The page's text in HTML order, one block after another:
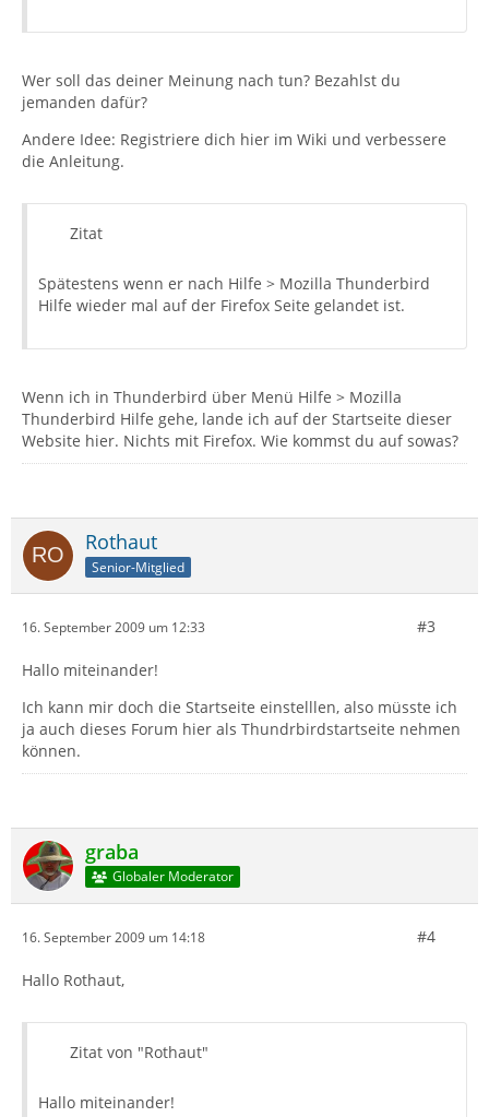
Wer soll das deiner Meinung nach tun? Bezahlst du
jemanden dafür?
Andere Idee: Registriere dich hier im Wiki und verbessere
die Anleitung.
Zitat
Spätestens wenn er nach Hilfe > Mozilla Thunderbird
Hilfe wieder mal auf der Firefox Seite gelandet ist.
Wenn ich in Thunderbird über Menü Hilfe > Mozilla
Thunderbird Hilfe gehe, lande ich auf der Startseite dieser
Website hier. Nichts mit Firefox. Wie kommst du auf sowas?
Rothaut
Senior-Mitglied
16. September 2009 um 12:33 #3
Hallo miteinander!
Ich kann mir doch die Startseite einstelllen, also müsste ich
ja auch dieses Forum hier als Thundrbirdstartseite nehmen
können.
graba
Globaler Moderator
16. September 2009 um 14:18 #4
Hallo Rothaut,
Zitat von "Rothaut"
Hallo miteinander!